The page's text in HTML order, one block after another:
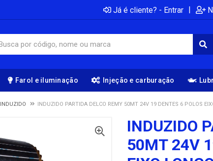
Já é cliente? - Entrar |
Farol e iluminação Injeção e carburação
INDUZIDO INDUZIDO PARTIDA DELCO REMY 50MT 24V 19 DENTES 6 POLOS
INDUZIDO
50MT 24V